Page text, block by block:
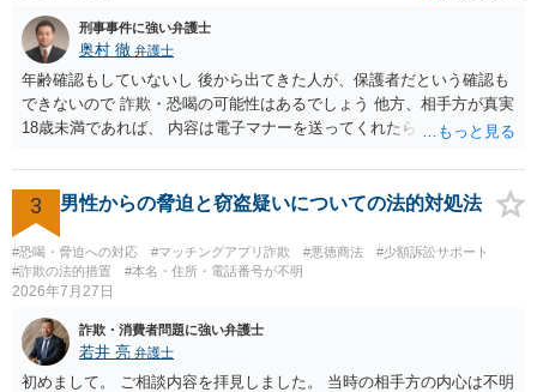
刑事事件に強い弁護士
奥村 徹 弁護士
年齢確認もしていないし 後から出てきた人が、保護者だという確認も
できないので 詐欺・恐喝の可能性はあるでしょう 他方、相手方が真実
18歳未満であれば、 内容は電子マナーを送ってくれたら自慰行為など
画の尺は10分ほど、服を着たままで胸を触って欲しい、などの要望を
して、要求された金額(1000円程度)の電子マネーを送信してしまいま
した。 そこから、撮影するまで暇なので顔の雰囲気の写真を交換して
欲しい、住んでいる都道府県と区を教えてと言われたので教えたりと
言ったやり取りをしていました。 というやりとりは、青少年条例違反
（わいせつ行為）の疑いがあります。18歳未満と知らなくても処罰可
能です。
3 男性からの脅迫と窃盗疑いについての法的対処法
#恐喝・脅迫への対応 #マッチングアプリ詐欺 #悪徳商法
#少額訴訟サポート
#詐欺の法的措置
#本名・住所・電話番号が不明
2026年7月27日
詐欺・消費者問題に強い弁護士
若井 亮 弁護士
初めまして。 ご相談内容を拝見しました。 当時の相手方の内心は不明